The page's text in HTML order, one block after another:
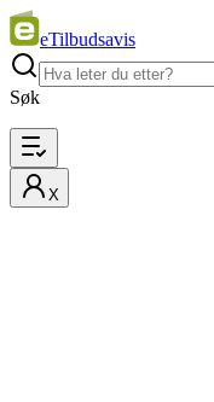
eTilbudsavis
Søk
X